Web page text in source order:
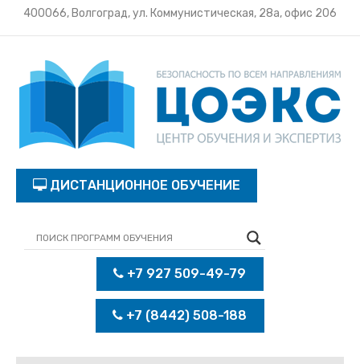
400066, Волгоград, ул. Коммунистическая, 28а, офис 206
ДИСТАНЦИОННОЕ ОБУЧЕНИЕ
+7 927 509-49-79
+7 (8442) 508-188